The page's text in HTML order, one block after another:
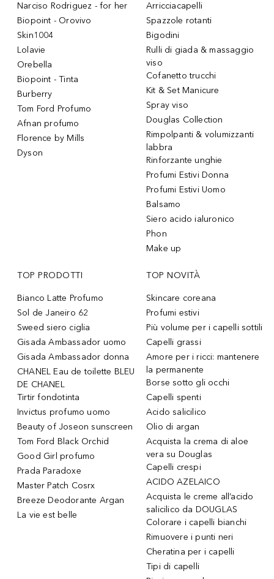
Narciso Rodriguez - for her
Biopoint - Orovivo
Skin1004
Lolavie
Orebella
Biopoint - Tinta
Burberry
Tom Ford Profumo
Afnan profumo
Florence by Mills
Dyson
Arricciacapelli
Spazzole rotanti
Bigodini
Rulli di giada & massaggio
viso
Cofanetto trucchi
Kit & Set Manicure
Spray viso
Douglas Collection
Rimpolpanti & volumizzanti
labbra
Rinforzante unghie
Profumi Estivi Donna
Profumi Estivi Uomo
Balsamo
Siero acido ialuronico
Phon
Make up
TOP PRODOTTI
Bianco Latte Profumo
Sol de Janeiro 62
Sweed siero ciglia
Gisada Ambassador uomo
Gisada Ambassador donna
CHANEL Eau de toilette BLEU
DE CHANEL
Tirtir fondotinta
Invictus profumo uomo
Beauty of Joseon sunscreen
Tom Ford Black Orchid
Good Girl profumo
Prada Paradoxe
Master Patch Cosrx
Breeze Deodorante Argan
La vie est belle
TOP NOVITÀ
Skincare coreana
Profumi estivi
Più volume per i capelli sottili
Capelli grassi
Amore per i ricci: mantenere
la permanente
Borse sotto gli occhi
Capelli spenti
Acido salicilico
Olio di argan
Acquista la crema di aloe
vera su Douglas
Capelli crespi
ACIDO AZELAICO
Acquista le creme all’acido
salicilico da DOUGLAS
Colorare i capelli bianchi
Rimuovere i punti neri
Cheratina per i capelli
Tipi di capelli